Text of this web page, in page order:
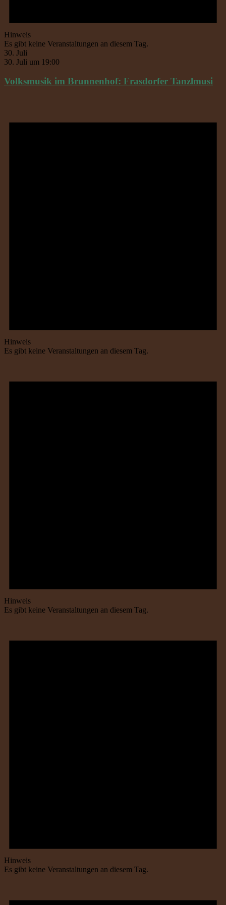
Hinweis
Es gibt keine Veranstaltungen an diesem Tag.
30. Juli
30. Juli um 19:00
Volksmusik im Brunnenhof: Frasdorfer Tanzlmusi
Hinweis
Es gibt keine Veranstaltungen an diesem Tag.
Hinweis
Es gibt keine Veranstaltungen an diesem Tag.
Hinweis
Es gibt keine Veranstaltungen an diesem Tag.